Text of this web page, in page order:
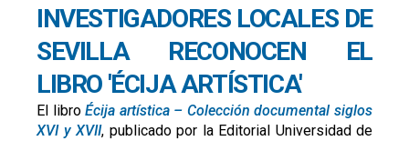
INVESTIGADORES LOCALES DE
SEVILLA RECONOCEN EL
LIBRO 'ÉCIJA ARTÍSTICA'
El libroÉcija artística – Colección documental siglos
XVI y XVII, publicado por la Editorial Universidad de